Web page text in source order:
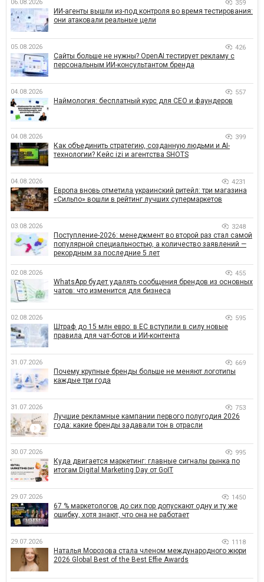
06.08.2026 359
ИИ-агенты вышли из-под контроля во время тестирования:
они атаковали реальные цели
05.08.2026 426
Сайты больше не нужны? OpenAI тестирует рекламу с
персональным ИИ-консультантом бренда
04.08.2026 557
Наймология: бесплатный курс для CEO и фаундеров
04.08.2026 399
Как объединить стратегию, созданную людьми и AI-
технологии? Кейс izi и агентства SHOTS
04.08.2026 4231
Европа вновь отметила украинский ритейл: три магазина
«Сильпо» вошли в рейтинг лучших супермаркетов
03.08.2026 3248
Поступление-2026: менеджмент во второй раз стал самой
популярной специальностью, а количество заявлений —
рекордным за последние 5 лет
02.08.2026 455
WhatsApp будет удалять сообщения брендов из основных
чатов: что изменится для бизнеса
02.08.2026 595
Штраф до 15 млн евро: в ЕС вступили в силу новые
правила для чат-ботов и ИИ-контента
31.07.2026 669
Почему крупные бренды больше не меняют логотипы
каждые три года
31.07.2026 753
Лучшие рекламные кампании первого полугодия 2026
года: какие бренды задавали тон в отрасли
30.07.2026 995
Куда двигается маркетинг: главные сигналы рынка по
итогам Digital Marketing Day от GoIT
29.07.2026 1450
67 % маркетологов до сих пор допускают одну и ту же
ошибку, хотя знают, что она не работает
29.07.2026 1118
Наталья Морозова стала членом международного жюри
2026 Global Best of the Best Effie Awards